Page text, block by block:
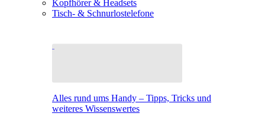
Kopfhörer & Headsets
Tisch- & Schnurlostelefone
Alles rund ums Handy – Tipps, Tricks und
weiteres Wissenswertes